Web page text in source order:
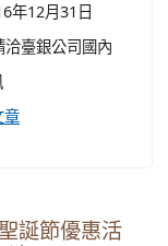
年12月31日
臺銀公司國內
章
誕節優惠活